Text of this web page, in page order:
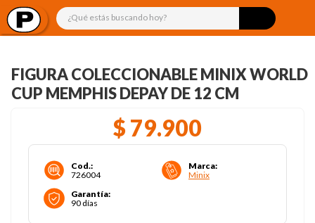
¿Qué estás buscando hoy?
FIGURA COLECCIONABLE MINIX WORLD
CUP MEMPHIS DEPAY DE 12 CM
$ 79.900
Cod.:
726004
Marca:
Minix
Garantía:
90 días